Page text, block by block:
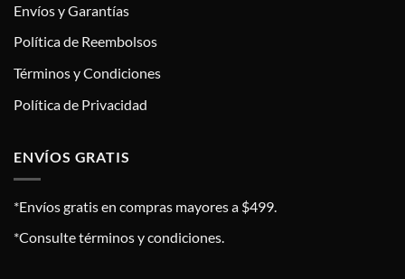
Envíos y Garantías
Política de Reembolsos
Términos y Condiciones
Política de Privacidad
ENVÍOS GRATIS
*Envíos gratis en compras mayores a $499.
*Consulte términos y condiciones.